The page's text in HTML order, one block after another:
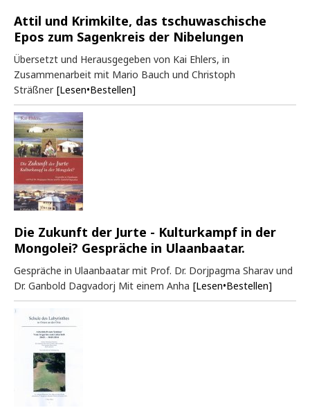
Attil und Krimkilte, das tschuwaschische
Epos zum Sagenkreis der Nibelungen
Übersetzt und Herausgegeben von Kai Ehlers, in
Zusammenarbeit mit Mario Bauch und Christoph
Sträßner [Lesen•Bestellen]
Die Zukunft der Jurte - Kulturkampf in der
Mongolei? Gespräche in Ulaanbaatar.
Gespräche in Ulaanbaatar mit Prof. Dr. Dorjpagma Sharav und
Dr. Ganbold Dagvadorj Mit einem Anha [Lesen•Bestellen]